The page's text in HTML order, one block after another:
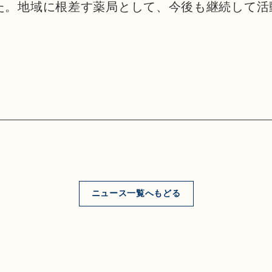
地域に根差す薬局として、今後も継続して活
ニュース一覧へもどる